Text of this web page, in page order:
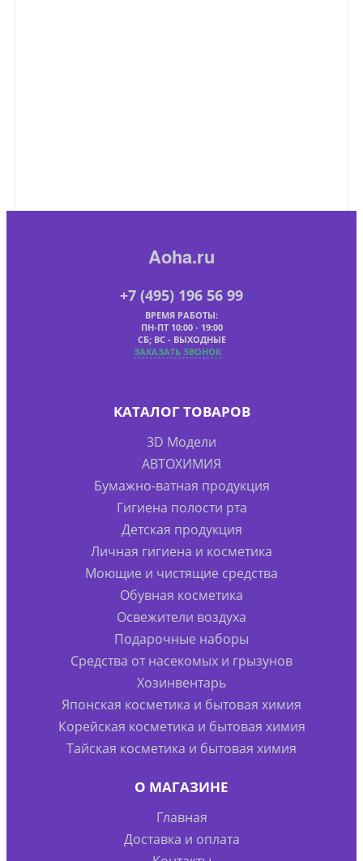
Aoha.ru
+7 (495) 196 56 99
ВРЕМЯ РАБОТЫ:
ПН-ПТ 10:00 - 19:00
СБ; ВС - ВЫХОДНЫЕ
ЗАКАЗАТЬ ЗВОНОК
КАТАЛОГ ТОВАРОВ
3D Модели
АВТОХИМИЯ
Бумажно-ватная продукция
Гигиена полости рта
Детская продукция
Личная гигиена и косметика
Моющие и чистящие средства
Обувная косметика
Освежители воздуха
Подарочные наборы
Средства от насекомых и грызунов
Хозинвентарь
Японская косметика и бытовая химия
Корейская косметика и бытовая химия
Тайская косметика и бытовая химия
О МАГАЗИНЕ
Главная
Доставка и оплата